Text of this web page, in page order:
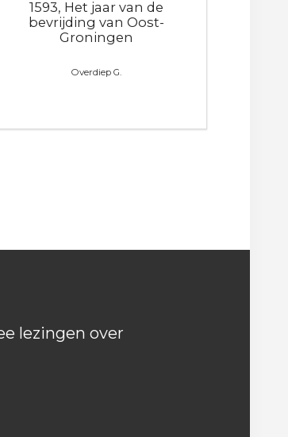
1593, Het jaar van de
bevrijding van Oost-
Groningen
Overdiep G.
lezingen over